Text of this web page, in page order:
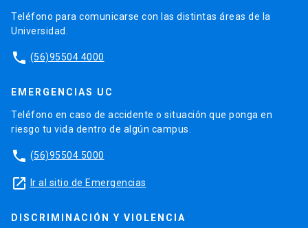
Teléfono para comunicarse con las distintas áreas de la
Universidad.
phone (56)95504 4000
EMERGENCIAS UC
Teléfono en caso de accidente o situación que ponga en
riesgo tu vida dentro de algún campus.
phone (56)95504 5000
launch Ir al sitio de Emergencias
DISCRIMINACIÓN Y VIOLENCIA